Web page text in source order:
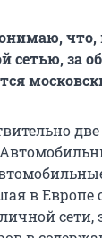
что,
сетью, за
в Европе
сети,